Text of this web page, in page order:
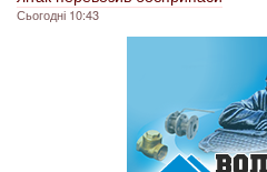
Сьогодні 10:43